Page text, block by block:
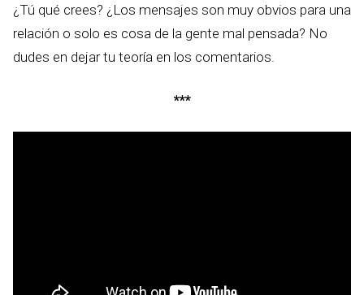
¿Tú qué crees? ¿Los mensajes son muy obvios para una
relación o solo es cosa de la gente mal pensada? No
dudes en dejar tu teoría en los comentarios.
***